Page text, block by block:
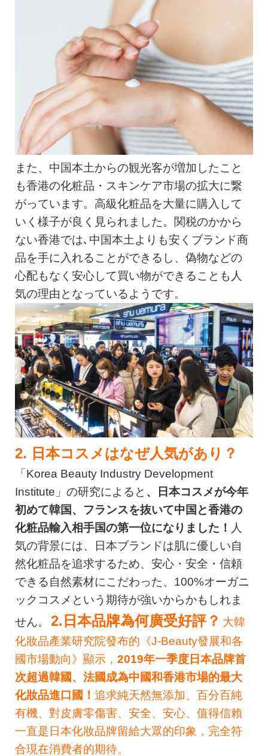
また、中国本土からの観光客が増加したこと
も香港の化粧品・スキンケア市場の拡大に繋
がっています。高級化粧品を大量に購入して
いく様子が良く見られました。関税のかから
ない香港では､中国本土よりも安くブランド商
品を手に入れることができるし、偽物などの
心配もなく安心して買い物ができることも人
気の理由となっているようです。
2. 日本コスメはなぜ人気があり？
「Korea Beauty Industry Development
Institute」の研究によると 、日本コスメが今年
初めて韓国、フランスを抜いて中国と香港の
化粧品輸入相手国の第一位になりました！ 人
気の背景には、日本ブランドは肌に優しい自
然化粧品を追求するため、安心・安全・信頼
できる自然素材にこだわった、100%オーガニ
ックコスメという期待が強いからかもしれま
せん。
2.日本品牌為何廣受好評？ 大韓
化妝品產業研究院發布的《J-Beauty發展和各
國市場動向》顯示， 2019年一季度日本品牌首
次超過韓國、法國成為中國和香港市場的最大
化妝品進口國！ 追求純天然無添加、百分百純
有機、對皮膚零傷害、安全、安心、值得信賴
一直是日本化妝品牌留給大眾的印象，完全符
合現在消費者的期待。